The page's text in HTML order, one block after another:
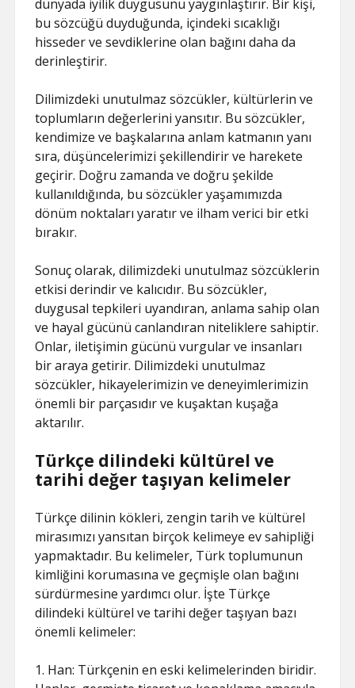
dünyada iyilik duygusunu yaygınlaştırır. Bir kişi,
bu sözcüğü duyduğunda, içindeki sıcaklığı
hisseder ve sevdiklerine olan bağını daha da
derinleştirir.
Dilimizdeki unutulmaz sözcükler, kültürlerin ve
toplumların değerlerini yansıtır. Bu sözcükler,
kendimize ve başkalarına anlam katmanın yanı
sıra, düşüncelerimizi şekillendirir ve harekete
geçirir. Doğru zamanda ve doğru şekilde
kullanıldığında, bu sözcükler yaşamımızda
dönüm noktaları yaratır ve ilham verici bir etki
bırakır.
Sonuç olarak, dilimizdeki unutulmaz sözcüklerin
etkisi derindir ve kalıcıdır. Bu sözcükler,
duygusal tepkileri uyandıran, anlama sahip olan
ve hayal gücünü canlandıran niteliklere sahiptir.
Onlar, iletişimin gücünü vurgular ve insanları
bir araya getirir. Dilimizdeki unutulmaz
sözcükler, hikayelerimizin ve deneyimlerimizin
önemli bir parçasıdır ve kuşaktan kuşağa
aktarılır.
Türkçe dilindeki kültürel ve
tarihi değer taşıyan kelimeler
Türkçe dilinin kökleri, zengin tarih ve kültürel
mirasımızı yansıtan birçok kelimeye ev sahipliği
yapmaktadır. Bu kelimeler, Türk toplumunun
kimliğini korumasına ve geçmişle olan bağını
sürdürmesine yardımcı olur. İşte Türkçe
dilindeki kültürel ve tarihi değer taşıyan bazı
önemli kelimeler:
1. Han: Türkçenin en eski kelimelerinden biridir.